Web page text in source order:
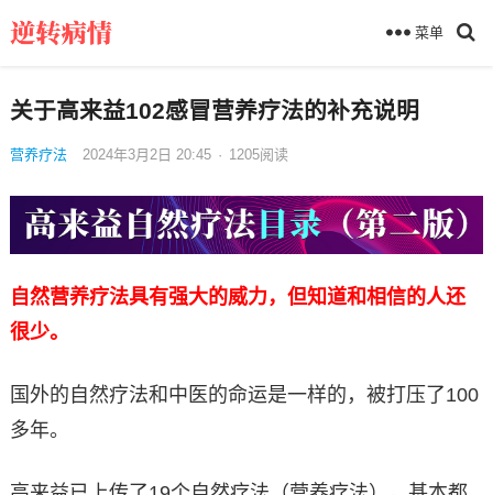
菜单
关于高来益102感冒营养疗法的补充说明
营养疗法 2024年3月2日 20:45 · 1205阅读
自然营养疗法具有强大的威力，但知道和相信的人还
很少。
国外的自然疗法和中医的命运是一样的，被打压了100
多年。